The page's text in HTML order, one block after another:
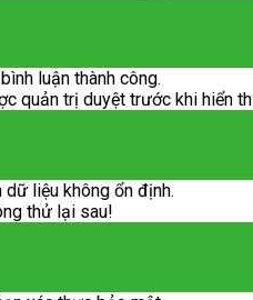
luận thành công.
quản trị duyệt trước khi hiển
liệu không ổn định.
thử lại sau!